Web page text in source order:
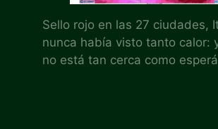
Sello rojo en las 27 ciudades,
nunca había visto tanto calor:
no está tan cerca como